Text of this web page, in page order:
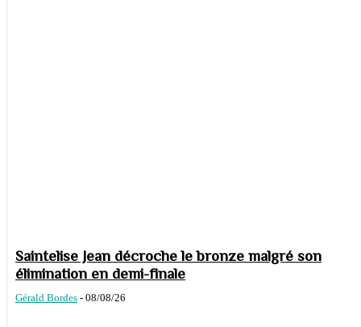
Saintelise Jean décroche le bronze malgré son
élimination en demi-finale
Gérald Bordes - 08/08/26